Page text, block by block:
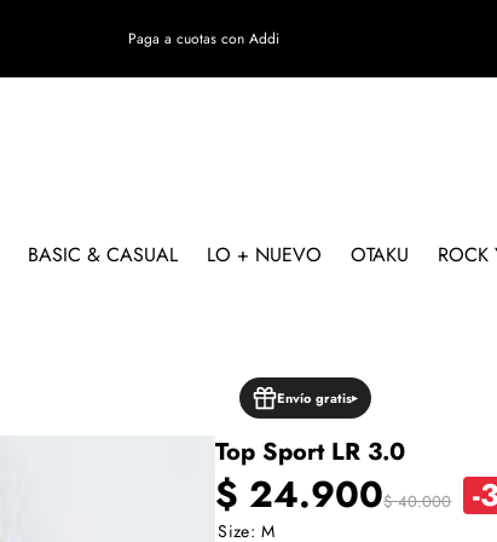
Paga a cuotas con Addi
BASIC & CASUAL LO + NUEVO OTAKU ROCK
Envío gratis
Top Sport LR 3.0
Precio
$ 24.900Precio
$ 40.000 -
Size: M